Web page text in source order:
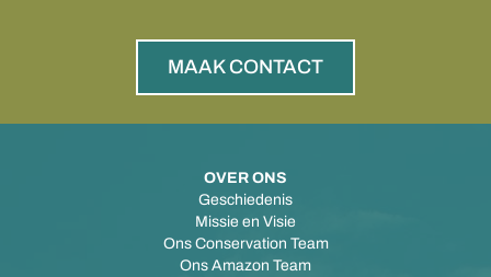
MAAK CONTACT
OVER ONS
Geschiedenis
Missie en Visie
Ons Conservation Team
Ons Amazon Team